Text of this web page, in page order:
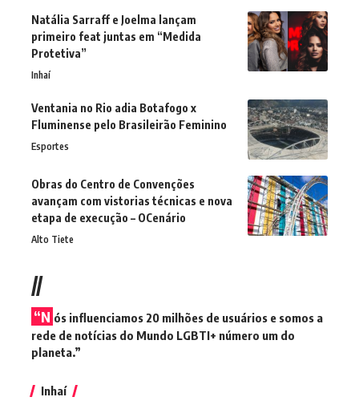
Natália Sarraff e Joelma lançam
primeiro feat juntas em “Medida
Protetiva”
Inhaí
Ventania no Rio adia Botafogo x
Fluminense pelo Brasileirão Feminino
Esportes
Obras do Centro de Convenções
avançam com vistorias técnicas e nova
etapa de execução – OCenário
Alto Tiete
//
“N ós influenciamos 20 milhões de usuários e somos a
rede de notícias do Mundo LGBTI+ número um do
planeta.”
Inhaí